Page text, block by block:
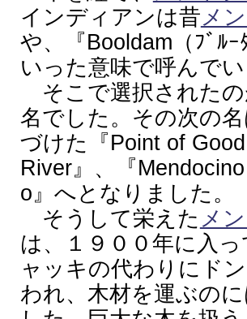
インディアンは昔メ
や、『Booldam（ﾌﾞﾙ
いった意味で呼んでい
そこで選択されたの
名でした。その次の
づけた『Point of
River』、『
o』へとなりました。
そうして栄えた メ
は、１９００年に入
ャッキの代わりにド
われ、木材を運ぶの